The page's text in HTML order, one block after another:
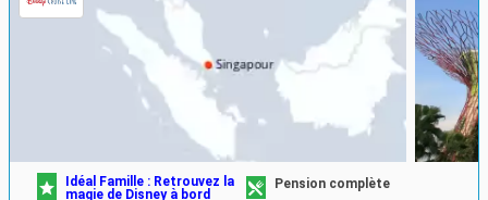
Idéal Famille : Retrouvez la
magie de Disney à bord
Pension complète